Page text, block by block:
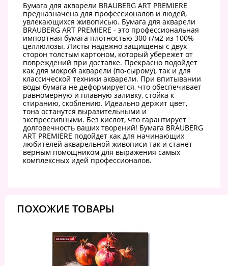
Бумага для акварели BRAUBERG ART PREMIERE
предназначена для профессионалов и людей,
увлекающихся живописью. Бумага для акварели
BRAUBERG ART PREMIERE - это профессиональная
импортная бумага плотностью 300 г/м2 из 100%
целлюлозы. Листы надежно защищены с двух
сторон толстым картоном, который убережет от
повреждений при доставке. Прекрасно подойдет
как для мокрой акварели (по-сырому), так и для
классической техники акварели. При впитывании
воды бумага не деформируется, что обеспечивает
равномерную и плавную заливку, стойка к
стиранию, скоблению. Идеально держит цвет,
тона останутся выразительными и
экспрессивными. Без кислот, что гарантирует
долговечность ваших творений! Бумага BRAUBERG
ART PREMIERE подойдет как для начинающих
любителей акварельной живописи так и станет
верным помощником для выражения самых
комплексных идей профессионалов.
ПОХОЖИЕ ТОВАРЫ